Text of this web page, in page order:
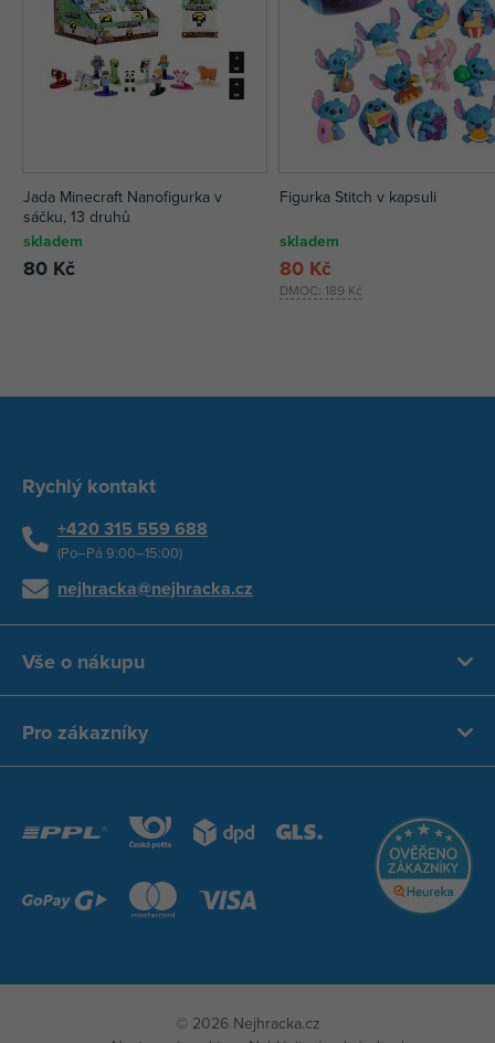
Jada Minecraft Nanofigurka v
sáčku, 13 druhů
skladem
80 Kč
Figurka Stitch v kapsuli
skladem
DMOC: 189 Kč
80 Kč
Rychlý kontakt
+420 315 559 688
(Po–Pá 9:00–15:00)
nejhracka@nejhracka.cz
Vše o nákupu
Pro zákazníky
© 2026 Nejhracka.cz